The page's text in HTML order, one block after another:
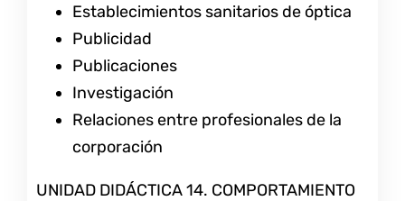
Establecimientos sanitarios de óptica
Publicidad
Publicaciones
Investigación
Relaciones entre profesionales de la
corporación
UNIDAD DIDÁCTICA 14. COMPORTAMIENTO